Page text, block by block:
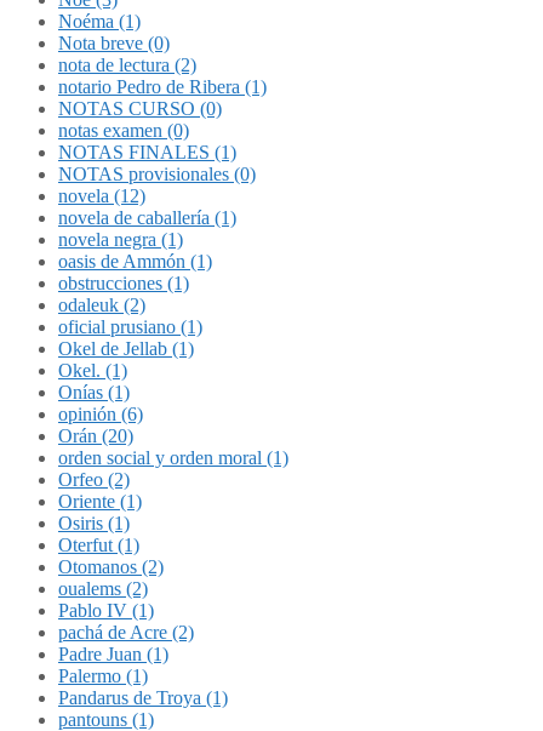
Noéma (1)
Nota breve (0)
nota de lectura (2)
notario Pedro de Ribera (1)
NOTAS CURSO (0)
notas examen (0)
NOTAS FINALES (1)
NOTAS provisionales (0)
novela (12)
novela de caballería (1)
novela negra (1)
oasis de Ammón (1)
obstrucciones (1)
odaleuk (2)
oficial prusiano (1)
Okel de Jellab (1)
Okel. (1)
Onías (1)
opinión (6)
Orán (20)
orden social y orden moral (1)
Orfeo (2)
Oriente (1)
Osiris (1)
Oterfut (1)
Otomanos (2)
oualems (2)
Pablo IV (1)
pachá de Acre (2)
Padre Juan (1)
Palermo (1)
Pandarus de Troya (1)
pantouns (1)